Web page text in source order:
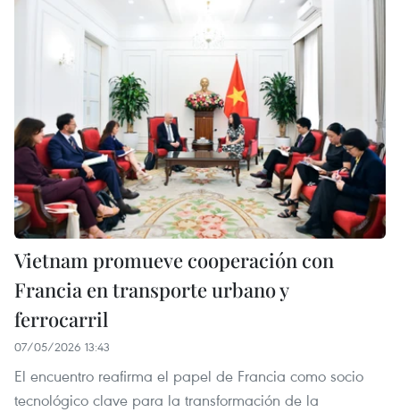
Vietnam promueve cooperación con
Francia en transporte urbano y
ferrocarril
07/05/2026 13:43
El encuentro reafirma el papel de Francia como socio
tecnológico clave para la transformación de la